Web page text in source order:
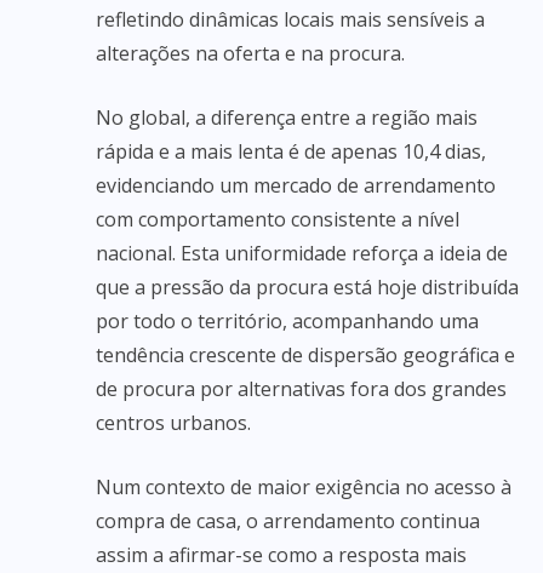
refletindo dinâmicas locais mais sensíveis a
alterações na oferta e na procura.
No global, a diferença entre a região mais
rápida e a mais lenta é de apenas 10,4 dias,
evidenciando um mercado de arrendamento
com comportamento consistente a nível
nacional. Esta uniformidade reforça a ideia de
que a pressão da procura está hoje distribuída
por todo o território, acompanhando uma
tendência crescente de dispersão geográfica e
de procura por alternativas fora dos grandes
centros urbanos.
Num contexto de maior exigência no acesso à
compra de casa, o arrendamento continua
assim a afirmar-se como a resposta mais